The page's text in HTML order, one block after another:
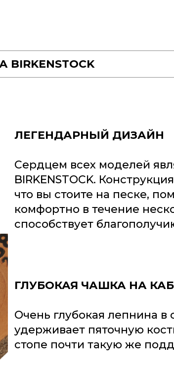
ЛЕГЕНДАРНЫЙ ДИЗАЙН
Сердцем всех моделей
BIRKENSTOCK.
что вы стоите на песке,
комфортно в течение
способствует
ГЛУБОКАЯ ЧАШКА НА
Очень глубокая лепнина
удерживает пяточную
стопе почти такую ​​же